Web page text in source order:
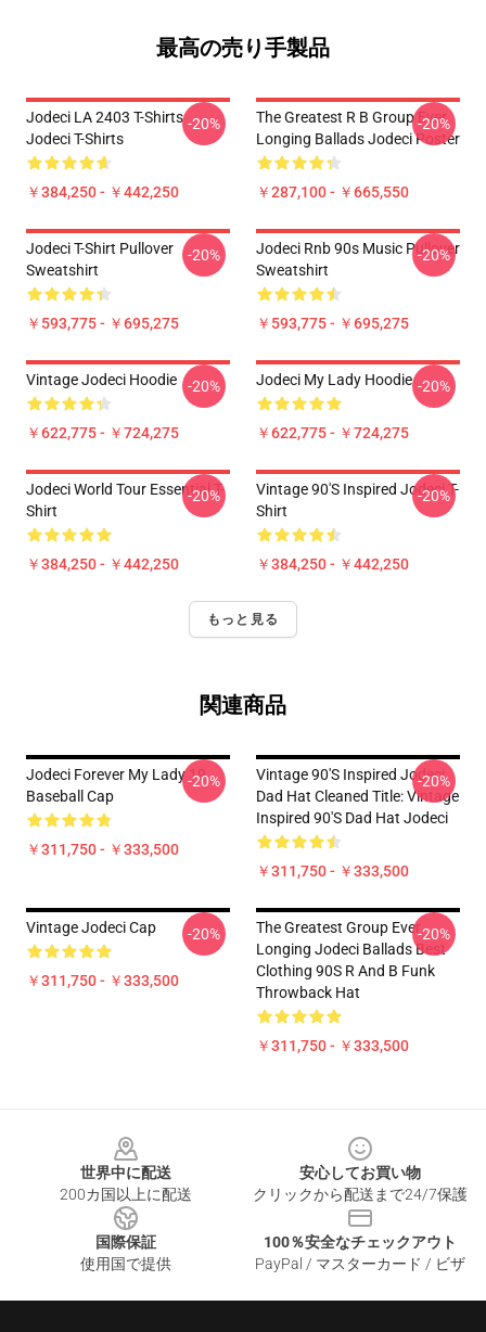
最高の売り手製品
Jodeci LA 2403 T-Shirts
Jodeci T-Shirts
￥384,250 - ￥442,250
-20%
The Greatest R B Group Ever
Longing Ballads Jodeci Poster
￥287,100 - ￥665,550
-20%
Jodeci T-Shirt Pullover
Sweatshirt
￥593,775 - ￥695,275
-20%
Jodeci Rnb 90s Music Pullover
Sweatshirt
￥593,775 - ￥695,275
-20%
Vintage Jodeci Hoodie
￥622,775 - ￥724,275
-20% Jodeci My Lady Hoodie
￥622,775 - ￥724,275
-20%
Jodeci World Tour Essential T-
Shirt
￥384,250 - ￥442,250
-20%
Vintage 90's Inspired Jodeci T-
Shirt
￥384,250 - ￥442,250
-20%
もっと見る
関連商品
Jodeci Forever My Lady 19
Baseball Cap
￥311,750 - ￥333,500
-20%
Vintage 90's Inspired Jodeci
Dad Hat Cleaned Title: Vintage
Inspired 90's Dad Hat Jodeci
￥311,750 - ￥333,500
-20%
Vintage Jodeci Cap
￥311,750 - ￥333,500
-20%
The Greatest Group Ever
Longing Jodeci Ballads Best
Clothing 90S R And B Funk
Throwback Hat
￥311,750 - ￥333,500
-20%
世界中に配送
200カ国以上に配送
安心してお買い物
クリックから配送まで24/7保護
国際保証
使用国で提供
100％安全なチェックアウト
PayPal / マスターカード / ビザ